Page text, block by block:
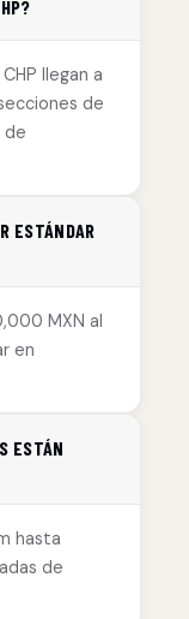
llegan a
de
de
ESTÁNDAR
MXN al
en
ESTÁN
hasta
de